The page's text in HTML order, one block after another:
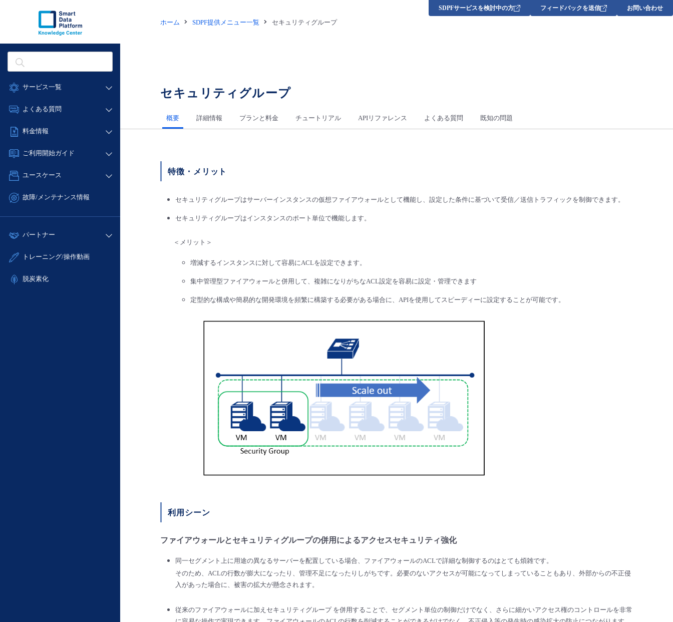
サービス一覧
データ利活用
ネットワーク
IoT
サポート
管理機能
よくある質問
データ利活用
ネットワーク
IoT
サポート
管理機能
すべてのメニューを見る
料金情報
料金シミュレーター
クラウド/サーバー
ネットワーク
サポート
すべてのメニューを見る
ご利用開始ガイド
■ 管理機能
- 初期設定・確認
- ユーザー機能の管理
- APIリファレンス
ユースケース
- バックアップ
- IoT
- ITインフラストラクチャー
故障/メンテナンス情報
サービス稼働状況
故障/メンテナンス履歴
定期メンテナンス
パートナー
販売パートナー向けプログラム
トレーニング/操作動画
脱炭素化
SDPFサービスを検討中の方 フィードバックを送信 お問い合わせ
ホーム SDPF提供メニュー一覧 セキュリティグループ
セキュリティグループ
概要 詳細情報 プランと料金 チュートリアル APIリファレンス よくある質問 既知の問題
特徴・メリット
セキュリティグループはサーバーインスタンスの仮想ファイアウォールとして機能し、設定した条件に基づいて受信／送信トラフィックを制御できます。
セキュリティグループはインスタンスのポート単位で機能します。
＜メリット＞
増減するインスタンスに対して容易にACLを設定できます。
集中管理型ファイアウォールと併用して、複雑になりがちなACL設定を容易に設定・管理できます
定型的な構成や簡易的な開発環境を頻繁に構築する必要がある場合に、APIを使用してスピーディーに設定することが可能です。
利用シーン
ファイアウォールとセキュリティグループの併用によるアクセスセキュリティ強化
同一セグメント上に用途の異なるサーバーを配置している場合、ファイアウォールのACLで詳細な制御するのはとても煩雑です。
そのため、ACLの行数が膨大になったり、管理不足になったりしがちです。必要のないアクセスが可能になってしまっていることもあり、外部からの不正侵
入があった場合に、被害の拡大が懸念されます。
従来のファイアウォールに加えセキュリティグループ を併用することで、セグメント単位の制御だけでなく、さらに細かいアクセス権のコントロールを非常